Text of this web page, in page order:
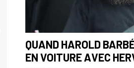
QUAND HAROLD
EN VOITURE AVEC